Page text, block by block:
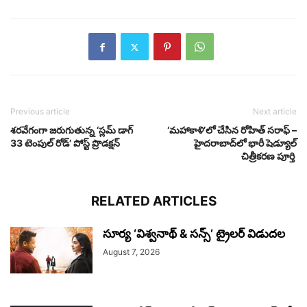
Previous article
శరవేగంగా జరుగుతున్న ‘స్లమ్ డాగ్
33 టెంపుల్ రోడ్’ పోస్ట్ ప్రొడక్షన్
Next article
‘మహాకాళి’లో చేసిన రోహిత్ సరాఫ్ –
హైదరాబాద్‌లో భారీ షెడ్యూల్
చిత్రీకరణ పూర్తి
RELATED ARTICLES
సూర్య ‘విశ్వనాథ్ & సన్స్’ ట్రైలర్ విడుదల
August 7, 2026